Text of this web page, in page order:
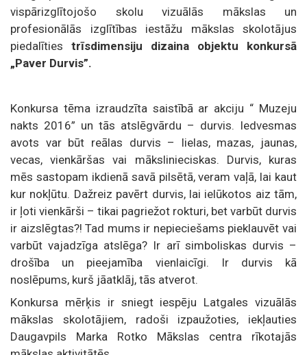
vispārizglītojošo skolu vizuālās mākslas un
profesionālās izglītības iestāžu mākslas skolotājus
piedalīties trīsdimensiju dizaina objektu konkursā
„Paver Durvis”.
Konkursa tēma izraudzīta saistībā ar akciju “ Muzeju
nakts 2016” un tās atslēgvārdu – durvis. Iedvesmas
avots var būt reālas durvis – lielas, mazas, jaunas,
vecas, vienkāršas vai mākslinieciskas. Durvis, kuras
mēs sastopam ikdienā savā pilsētā, veram vaļā, lai kaut
kur nokļūtu. Dažreiz pavērt durvis, lai ielūkotos aiz tām,
ir ļoti vienkārši – tikai pagriežot rokturi, bet varbūt durvis
ir aizslēgtas?! Tad mums ir nepieciešams pieklauvēt vai
varbūt vajadzīga atslēga? Ir arī simboliskas durvis –
drošība un pieejamība vienlaicīgi. Ir durvis kā
noslēpums, kurš jāatklāj, tās atverot.
Konkursa mērķis ir sniegt iespēju Latgales vizuālās
mākslas skolotājiem, radoši izpaužoties, iekļauties
Daugavpils Marka Rotko Mākslas centra rīkotajās